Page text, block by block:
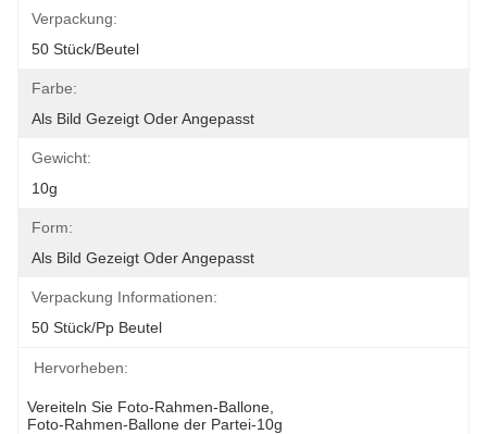
Verpackung:
50 Stück/Beutel
Farbe:
Als Bild Gezeigt Oder Angepasst
Gewicht:
10g
Form:
Als Bild Gezeigt Oder Angepasst
Verpackung Informationen:
50 Stück/pp Beutel
Hervorheben:
Vereiteln Sie Foto-Rahmen-Ballone
Foto-Rahmen-Ballone der Partei-10g